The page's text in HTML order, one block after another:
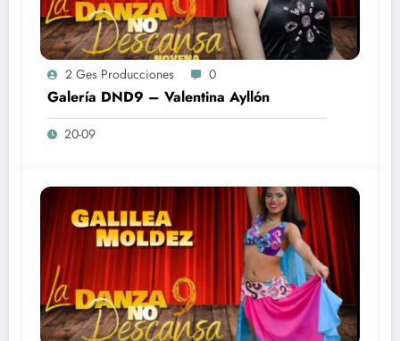
2 Ges Producciones 0
Galería DND9 – Valentina Ayllón
20-09